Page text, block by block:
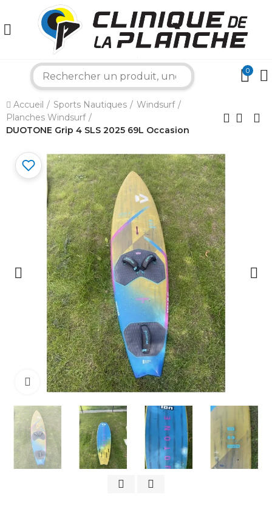
0
Accueil Sports Nautiques
Windsurf
Planches Windsurf
DUOTONE Grip 4 SLS 2025 69L Occasion
Cliquez pour agrandir
×
Bonjour ! Je suis votre expert nautique.
Comment puis-je vous aider aujourd'hui ?